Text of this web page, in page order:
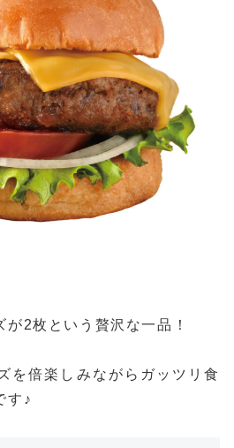
2枚という贅沢な一品！
を倍楽しみながらガッツリ食
す♪